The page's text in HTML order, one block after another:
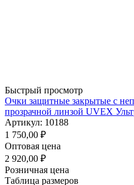
Быстрый просмотр
Очки защитные закрытые с
прозрачной линзой UVEX
Артикул: 10188
1 750,00 ₽
Оптовая цена
2 920,00 ₽
Розничная цена
Таблица размеров